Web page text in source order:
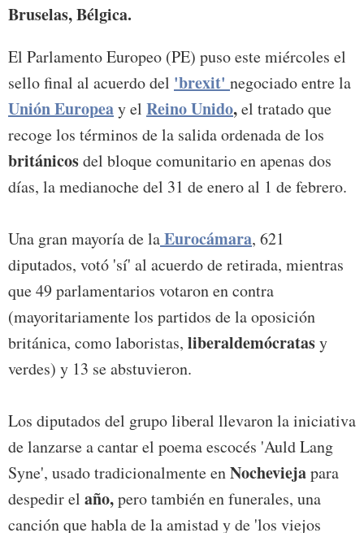
Bruselas, Bélgica.
El Parlamento Europeo (PE) puso este miércoles el
sello final al acuerdo del 'brexit' negociado entre la
Unión Europeay el Reino Unido,el tratado que
recoge los términos de la salida ordenada de los
británicosdel bloque comunitario en apenas dos
días, la medianoche del 31 de enero al 1 de febrero.
Una gran mayoría de laEurocámara, 621
diputados, votó 'sí' al acuerdo de retirada, mientras
que 49 parlamentarios votaron en contra
(mayoritariamente los partidos de la oposición
británica, como laboristas, liberaldemócratasy
verdes) y 13 se abstuvieron.
Los diputados del grupo liberal llevaron la iniciativa
de lanzarse a cantar el poema escocés 'Auld Lang
Syne', usado tradicionalmente enNocheviejapara
despedir el año,pero también en funerales, una
canción que habla de la amistad y de 'los viejos